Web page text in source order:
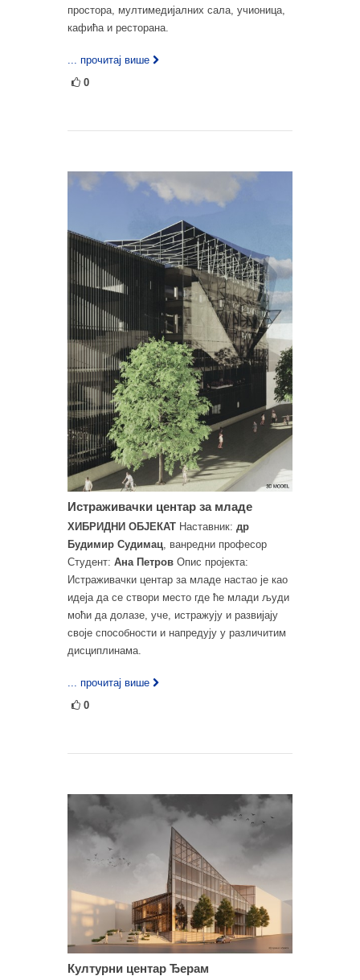
простора, мултимедијалних сала, учионица,
кафића и ресторана.
... прочитај више
0
Истраживачки центар за младе
ХИБРИДНИ ОБЈЕКАТ Наставник: др
Будимир Судимац , ванредни професор
Студент: Ана Петров Опис пројекта:
Истраживачки центар за младе настао је као
идеја да се створи место где ће млади људи
моћи да долазе, уче, истражују и развијају
своје способности и напредују у различитим
дисциплинама.
... прочитај више
0
Културни центар Ђерам